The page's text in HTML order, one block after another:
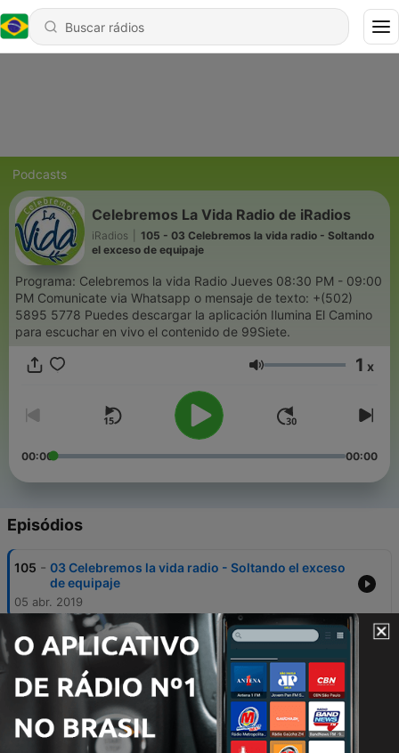
Podcasts
Celebremos La Vida Radio de iRadios
iRadios
105 - 03 Celebremos la vida radio - Soltando
el exceso de equipaje
Programa: Celebremos la vida Radio Jueves 08:30 PM - 09:00
PM Comunicate via Whatsapp o mensaje de texto: +(502)
5895 5778 Puedes descargar la aplicación Ilumina El Camino
para escuchar en vivo el contenido de 99Siete.
Volume 1 x
00:00 00:00
Episódios
105 - 03 Celebremos la vida radio - Soltando el exceso
de equipaje
05 abr. 2019
104
02 Celebremos la vida radio - El arraigo llamado
negación
29 mar. 2019
01 Celebremos la vida radio - 21 03 2019
26 mar. 2019